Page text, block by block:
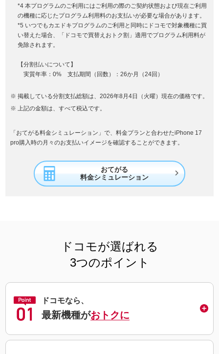
*4 本プログラムのご利用にはご利用の際のご契約状態および現在ご利用
の機種に応じたプログラム利用料のお支払いが必要な場合があります。
*5 いつでもカエドキプログラムのご利用と同時にドコモで対象機種に買
い替えた場合、「ドコモで買替えおトク割」適用でプログラム利用料が
免除されます。
【分割払いについて】
実質年率：0% 支払期間（回数）：26か月（24回）
掲載している分割支払総額は、2026年8月4日（火曜）現在の価格です。
上記の金額は、すべて税込です。
「おてがる料金シミュレーション」で、料金プランと合わせたiPhone 17
pro購入時の月々のお支払いイメージを確認することができます。
おてがる
料金シミュレーション

ドコモが選ばれる
3つのポイント
ドコモなら、
最新機種がおトクに